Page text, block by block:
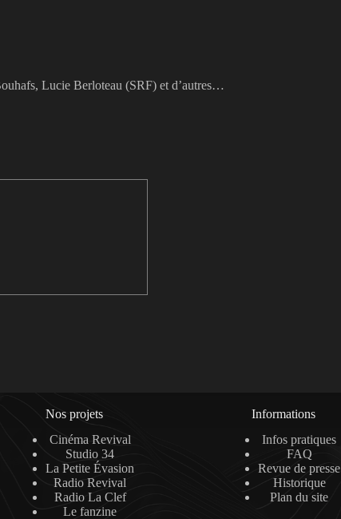
Lucie Berloteau (SRF) et d’autres…
Nos projets
Cinéma Revival
Studio 34
La Petite Évasion
Radio Revival
Radio La Clef
Le fanzine
Informations
Infos pratiques
FAQ
Revue de presse
Historique
Plan du site